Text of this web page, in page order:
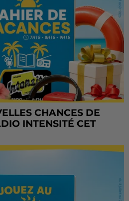
CHANCES DE
INTENSITÉ CET